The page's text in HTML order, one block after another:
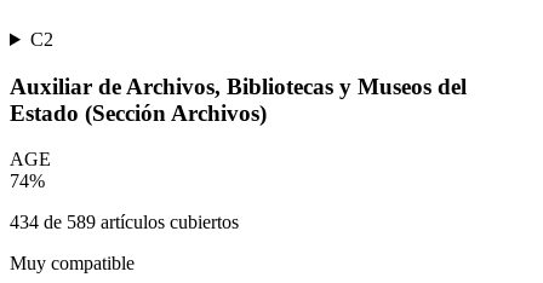
C2
Auxiliar de Archivos, Bibliotecas y Museos del
Estado (Sección Archivos)
AGE
74%
434 de 589 artículos cubiertos
Muy compatible